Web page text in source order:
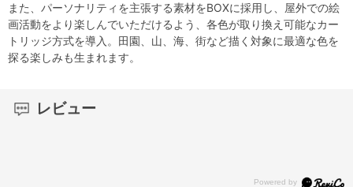
また、パーソナリティを主張する素材をBOXに採用し、屋外での絵
画活動をより楽しんでいただけるよう、各色が取り換え可能なカー
トリッジ方式を導入。田園、山、海、街など描く対象に最適な色を
探る楽しみも生まれます。
レビュー